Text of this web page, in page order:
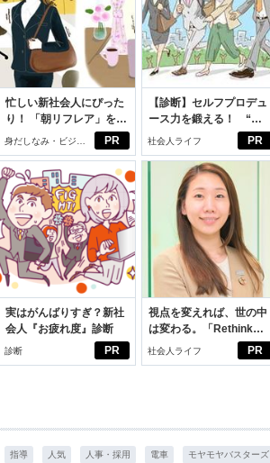
PR
忙しい新社会人にぴった
り！ 「朝リフレア」をは
じめよう。しっかりニオ
イケアして24時間快適。
身だしなみ・ビジネ
スアイテム
PR
【診断】セルフプロデュ
ース力を鍛える！ “ジ
ブン観”診断
社会人ライフ
PR
実はがんばりすぎ？新社
会人『お疲れ度』診断
診断 PR
視点を変えれば、世の中
は変わる。「Rethink
PROJECT」がつたえた
社会人ライフ
指導 人気 人事・採用 電車 モヤモヤバスターズ